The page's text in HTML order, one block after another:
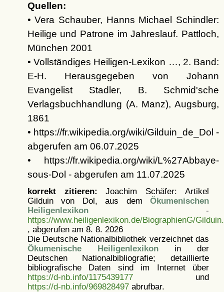
Quellen:
• Vera Schauber, Hanns Michael Schindler:
Heilige und Patrone im Jahreslauf. Pattloch,
München 2001
• Vollständiges Heiligen-Lexikon …, 2. Band:
E-H. Herausgegeben von Johann
Evangelist Stadler, B. Schmid'sche
Verlagsbuchhandlung (A. Manz), Augsburg,
1861
• https://fr.wikipedia.org/wiki/Gilduin_de_Dol -
abgerufen am 06.07.2025
• https://fr.wikipedia.org/wiki/L%27Abbaye-
sous-Dol - abgerufen am 11.07.2025
korrekt zitieren: Joachim Schäfer: Artikel
Gilduin von Dol, aus dem Ökumenischen
Heiligenlexikon-
https://www.heiligenlexikon.de/BiographienG/
, abgerufen am 8. 8. 2026
Die Deutsche Nationalbibliothek verzeichnet das
Ökumenische Heiligenlexikonin der
Deutschen Nationalbibliografie; detaillierte
bibliografische Daten sind im Internet über
https://d-nb.info/1175439177und
https://d-nb.info/969828497abrufbar.